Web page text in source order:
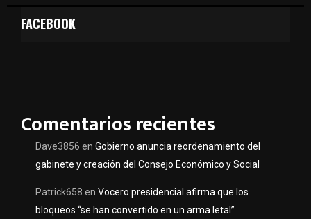
FACEBOOK
Comentarios recientes
Dave3856 en Gobierno anuncia reordenamiento del
gabinete y creación del Consejo Económico y Social
Patrick658 en Vocero presidencial afirma que los
bloqueos “se han convertido en un arma letal”